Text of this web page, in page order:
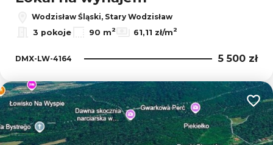
Wodzisław Śląski, Stary Wodzisław
3 pokoje
90 m2 61,11 zł/m2
DMX-LW-4164 5 500 zł